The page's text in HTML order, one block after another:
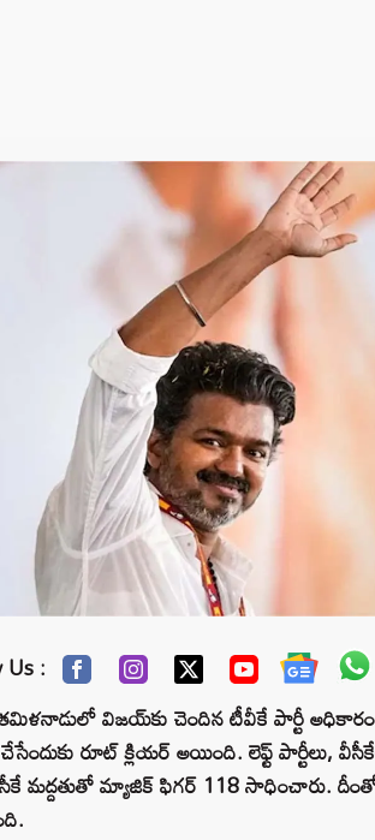
:
తమిళనాడులో విజయ్‌కు చెందిన టీవీకే పార్టీ
రూట్ క్లియర్ అయింది. లెఫ్ట్ పార్టీలు,
మద్దతుతో మ్యాజిక్ ఫిగర్ 118 సాధించారు.